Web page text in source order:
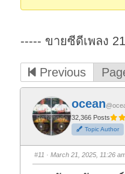
----- ขายซีดีเพลง
Previous
ocean
32,366 Posts
Topic Author
#11 · March 21, 2025, 11:26